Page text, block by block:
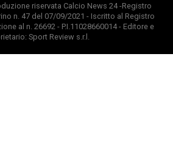
riservata Calcio News 24 -Registro
n. 47 del 07/09/2021 - Iscritto al Registro
al n. 26692 - P.I.11028660014 - Editore e
Sport Review s.r.l.